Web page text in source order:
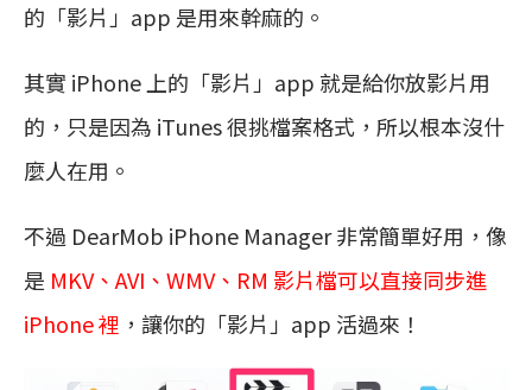
的「影片」app 是用來幹麻的。
其實 iPhone 上的「影片」app 就是給你放影片用
的，只是因為 iTunes 很挑檔案格式，所以根本沒什
麼人在用。
不過 DearMob iPhone Manager 非常簡單好用，像
是 MKV、AVI、WMV、RM 影片檔可以直接同步進
iPhone 裡 ，讓你的「影片」app 活過來！